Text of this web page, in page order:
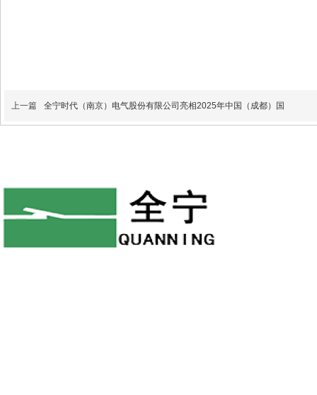
上一篇 全宁时代（南京）电气股份有限公司亮相2025年中国（成都）国